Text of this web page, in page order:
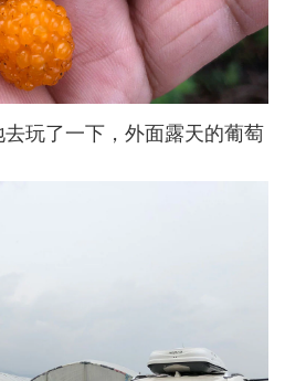
玩了一下，外面露天的葡萄